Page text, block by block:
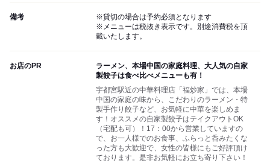
備考
※貸切の場合は予約必須となります
※メニューは税抜き表示です。別途消費税を頂
戴いたします。
お店のPR
ラーメン、本場中国の家庭料理、大人気の自家
製餃子は食べ比べメニューも有！
宇都宮駅近の中華料理店「福炒家」では、本場
中国の家庭の味から、こだわりのラーメン・特
製手作り餃子など、お気軽に中華を楽しめま
す！オススメの自家製餃子はテイクアウトOK
（宅配も可）！17：00から営業していますの
で、お一人様でのお食事、ふらっと呑みたくな
った方も大歓迎で、女性の皆様にもご好評頂け
ております。是非お気軽にお立ち寄り下さい！